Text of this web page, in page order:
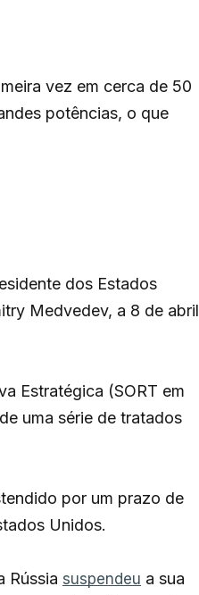
vez em cerca de 50
potências, o que
dos Estados
Medvedev, a 8 de abril
Estratégica (SORT em
uma série de tratados
por um prazo de
Unidos.
Rússia suspendeu a sua